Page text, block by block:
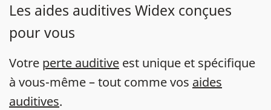
Les aides auditives Widex conçues
pour vous
Votre perte auditive est unique et spécifique
à vous-même – tout comme vos aides
auditives.